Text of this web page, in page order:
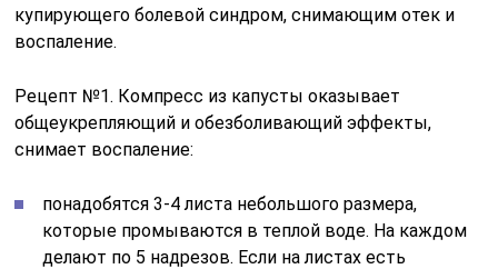
купирующего болевой синдром, снимающим отек и
воспаление.
Рецепт №1. Компресс из капусты оказывает
общеукрепляющий и обезболивающий эффекты,
снимает воспаление:
понадобятся 3-4 листа небольшого размера,
которые промываются в теплой воде. На каждом
делают по 5 надрезов. Если на листах есть